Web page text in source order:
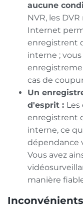
aucune
NVR, les
Internet
enregistrent
interne ;
cas de
Un
d'esprit :
enregistrent
interne, ce
dépendance
Vous avez
manière